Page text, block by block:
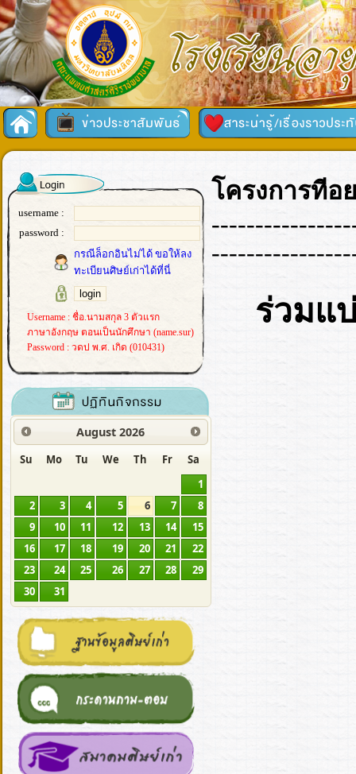
username :
password :
กรณีล็อกอินไม่ได้ ขอให้ลง
ทะเบียนศิษย์เก่าได้ที่นี่
Username : ชื่อ.นามสกุล 3 ตัวแรก
ภาษาอังกฤษ ตอนเป็นนักศึกษา (name.sur)
Password : วดป พ.ศ. เกิด (010431)
August 2026
Su Mo Tu We Th Fr
Sa
1
2
3 4 5 6 7
8
9
10 11 12 13 14
15
16
17 18 19 20 21
22
23
24 25 26 27 28
29
30
31
โครงการทีอ
ร่วมแ